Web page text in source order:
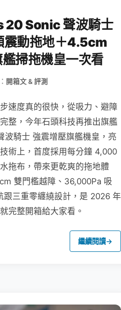
20 Sonic 聲波騎士
震動拖地＋4.5cm
掃拖機皇一次看
開箱文 & 評測
速度真的很快，從吸力、避障
整，今年石頭科技再推出旗艦
騎士 強震增壓旗艦機皇，亮
術上，首度採用每分鐘 4,000
拖布，帶來更乾爽的拖地體
雙門檻越障、36,000Pa 吸
跟三重零纏繞設計，是 2026 年
完整開箱給大家看。
繼續閱讀→